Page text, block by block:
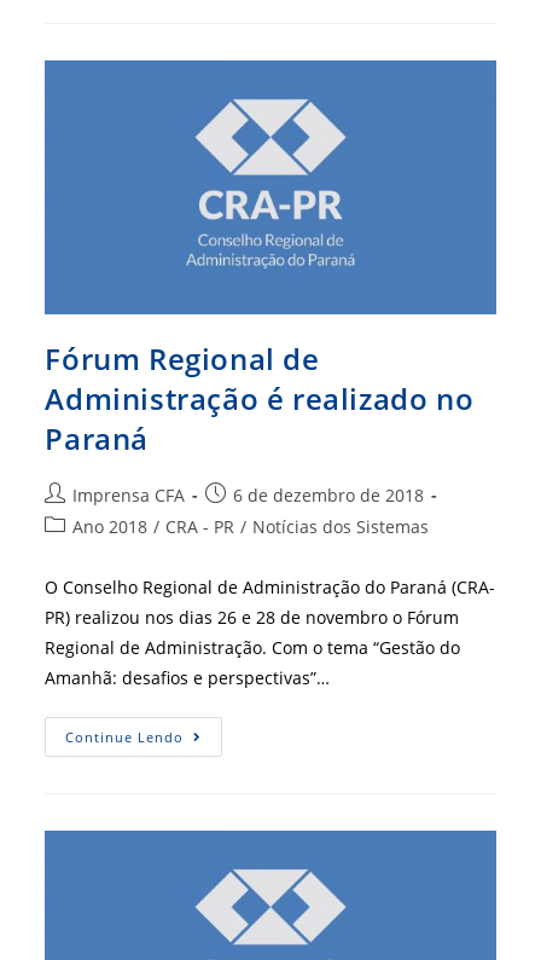
Fórum Regional de
Administração é realizado no
Paraná
Autor
do
Imprensa CFA
Post
publicado:
6 de dezembro de 2018
Categoria
Ano 2018 / CRA - PR / Notícias dos Sistemas
O Conselho Regional de Administração do Paraná (CRA-
PR) realizou nos dias 26 e 28 de novembro o Fórum
Regional de Administração. Com o tema “Gestão do
Amanhã: desafios e perspectivas”…
Continue Lendo Fórum
Regional
No